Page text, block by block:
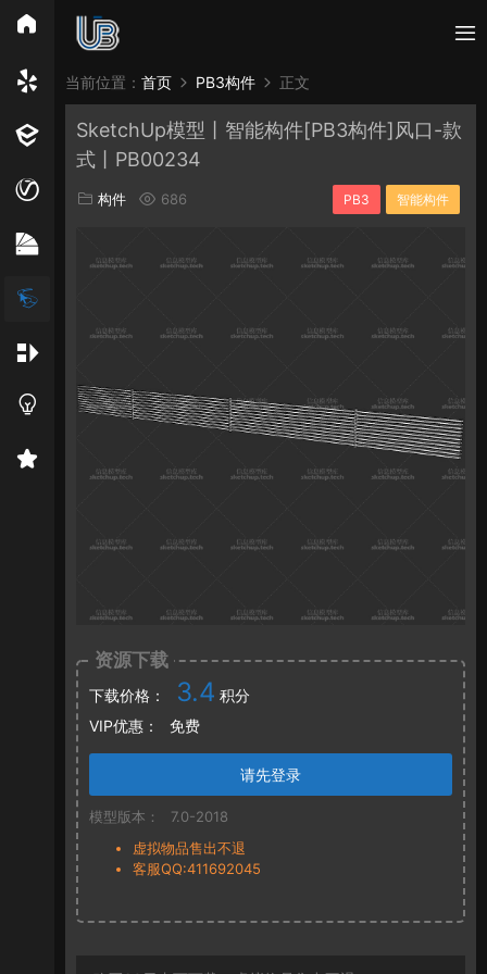
所有分类
Enscape PB3构件 构件 轮廓
当前位置： 首页 PB3构件 正文
SketchUp模型丨智能构件[PB3构件]风口-款
式丨PB00234
构件 686 PB3 智能构件
资源下载
下载价格： 3.4 积分
VIP优惠：
免费
请先登录
模型版本：
7.0-2018
虚拟物品售出不退
客服QQ:411692045